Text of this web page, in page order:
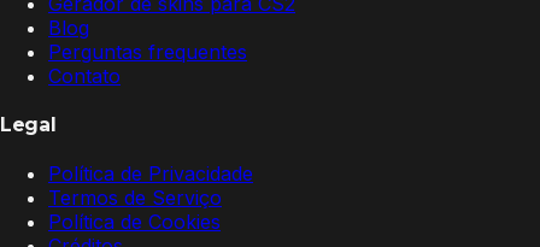
Blog
Perguntas frequentes
Contato
Legal
Política de Privacidade
Termos de Serviço
Política de Cookies